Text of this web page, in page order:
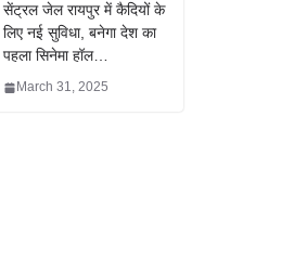
सेंट्रल जेल रायपुर में कैदियों के
लिए नई सुविधा, बनेगा देश का
पहला सिनेमा हॉल…
March 31, 2025